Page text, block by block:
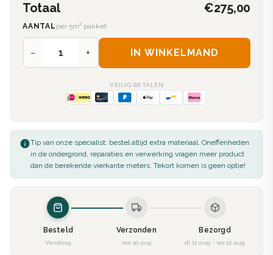
Totaal €275,00
AANTAL per 5m² pakket
− + IN WINKELMAND
VEILIG BETALEN
Tip van onze specialist: bestel altijd extra materiaal. Oneffenheden
in de ondergrond, reparaties en verwerking vragen meer product
dan de berekende vierkante meters. Tekort komen is geen optie!
Besteld
Vandaag
Verzonden
ma 10 aug
Bezorgd
di 11 aug - wo 12 aug